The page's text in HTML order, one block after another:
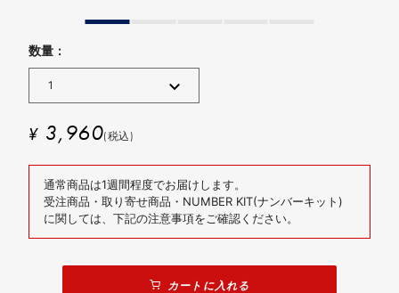
数量 :
¥ 3,960(税込)
通常商品は1週間程度でお届けします。
受注商品・取り寄せ商品・NUMBER KIT(ナンバーキット)
に関しては、下記の注意事項をご確認ください。
カートに入れる